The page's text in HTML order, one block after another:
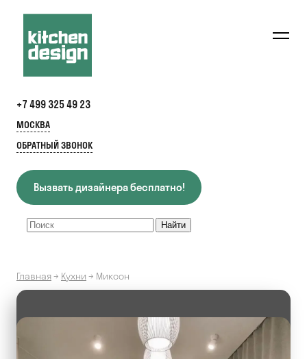
+7 499 325 49 23
МОСКВА
ОБРАТНЫЙ ЗВОНОК
Вызвать дизайнера бесплатно!
Главная→ Кухни → Миксон